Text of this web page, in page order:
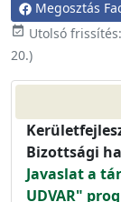
Megosztás
event_available Utolsó frissítés:
20.)
Bizottsági
Javaslat a
UDVAR"